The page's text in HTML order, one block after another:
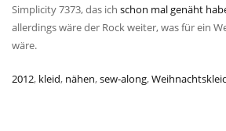
Simplicity 7373, das ich schon mal genäht
allerdings wäre der Rock weiter, was für ein
wäre.
2012, kleid, nähen,sew-along,